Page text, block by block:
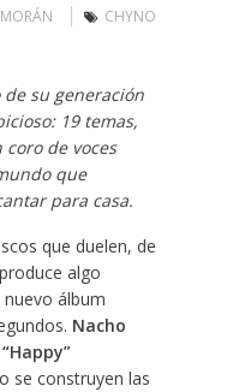
CHYNO
su generación
19 temas,
de voces
que
para casa.
que duelen, de
algo
nuevo álbum
Nacho
se construyen las